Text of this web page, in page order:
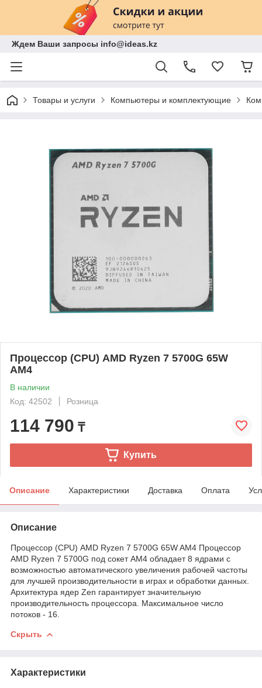
Ждем Ваши запросы info@ideas.kz
Товары и услуги Компьютеры и комплектующие
Процессор (CPU) AMD Ryzen 7 5700G 65W
AM4
В наличии
Код: 42502
Розница
114 790 ₸
Купить
Описание Характеристики Доставка Оплата
Описание
Процессор (CPU) AMD Ryzen 7 5700G 65W AM4 Процессор
AMD Ryzen 7 5700G под сокет AM4 обладает 8 ядрами с
возможностью автоматического увеличения рабочей частоты
для лучшей производительности в играх и обработки данных.
Архитектура ядер Zen гарантирует значительную
производительность процессора. Максимальное число
потоков - 16.
Скрыть
Характеристики